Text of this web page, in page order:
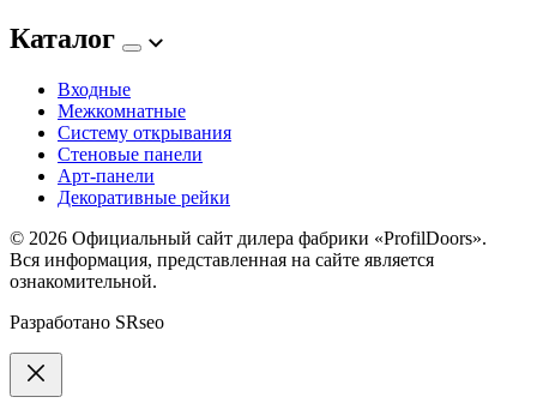
Каталог
Входные
Межкомнатные
Систему открывания
Стеновые панели
Арт-панели
Декоративные рейки
© 2026 Официальный сайт дилера фабрики «ProfilDoors».
Вся информация, представленная на сайте является
ознакомительной.
Разработано SRseo